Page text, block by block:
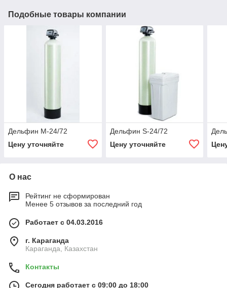
Подобные товары компании
Дельфин M-24/72
Цену уточняйте
Дельфин S-24/72
Цену уточняйте
О нас
Рейтинг не сформирован
Менее 5 отзывов за последний год
Работает с 04.03.2016
г. Караганда
Караганда, Казахстан
Контакты
Сегодня работает с 09:00 до 18:00